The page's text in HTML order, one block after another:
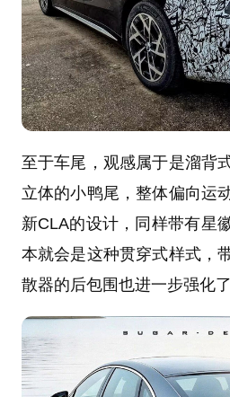
至于车尾，观感属于是溜背
立体的小鸭尾，整体偏向运
新CLA的设计，同样带有星
本就会是这种贯穿式样式，
散器的后包围也进一步强化了